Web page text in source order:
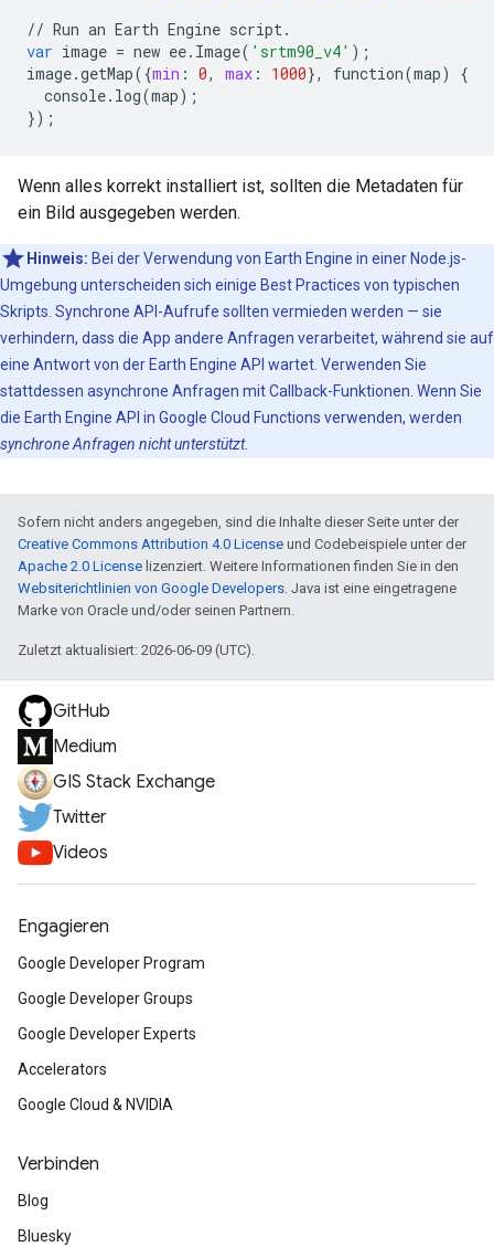
// Run an Earth Engine script.
var image = new ee. Image( 'srtm90_v4' );
image.getMap({min : 0, max : 1000}, function(map)
{
console. log(map);
});
Wenn alles korrekt installiert ist, sollten die Metadaten für
ein Bild ausgegeben werden.
Hinweis: Bei der Verwendung von Earth Engine in einer Node.js-
Umgebung unterscheiden sich einige Best Practices von typischen
Skripts. Synchrone API-Aufrufe sollten vermieden werden — sie
verhindern, dass die App andere Anfragen verarbeitet, während sie auf
eine Antwort von der Earth Engine API wartet. Verwenden Sie
stattdessen asynchrone Anfragen mit Callback-Funktionen. Wenn Sie
die Earth Engine API in Google Cloud Functions verwenden, werden
synchrone Anfragen nicht unterstützt.
Sofern nicht anders angegeben, sind die Inhalte dieser Seite unter der
Creative Commons Attribution 4.0 License und Codebeispiele unter der
Apache 2.0 License lizenziert. Weitere Informationen finden Sie in den
Websiterichtlinien von Google Developers. Java ist eine eingetragene
Marke von Oracle und/oder seinen Partnern.
Zuletzt aktualisiert: 2026-06-09 (UTC).
GitHub
Medium
GIS Stack Exchange
Twitter
Videos
Engagieren
Google Developer Program
Google Developer Groups
Google Developer Experts
Accelerators
Google Cloud & NVIDIA
Verbinden
Blog
Bluesky